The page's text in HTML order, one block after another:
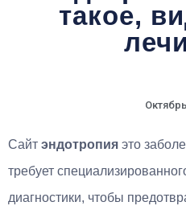
такое,
Сайт эндотропия это
требует
диагностики, чтобы